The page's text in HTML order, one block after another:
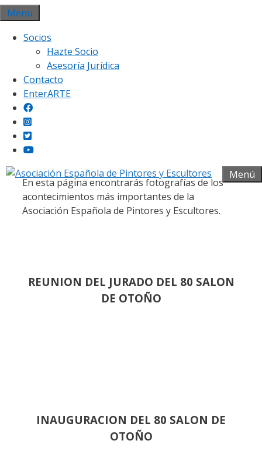
Saltar
al
contenido
Menu
Socios
Hazte Socio
Asesoría Jurídica
Contacto
EnterARTE
Menú
Galería fotográfica
En esta página encontrarás fotografías de los
acontecimientos más importantes de la
Asociación Española de Pintores y Escultores.
REUNION DEL JURADO DEL 80 SALON
DE OTOÑO
INAUGURACION DEL 80 SALON DE
OTOÑO